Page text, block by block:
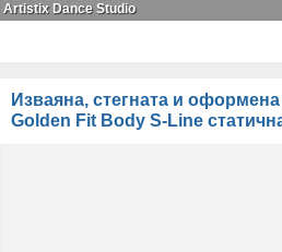
Artistix Dance Studio
Изваяна, стегната и
Golden Fit Body S-Line